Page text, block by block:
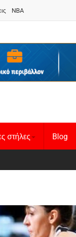
NBA
στήλες Blog
1